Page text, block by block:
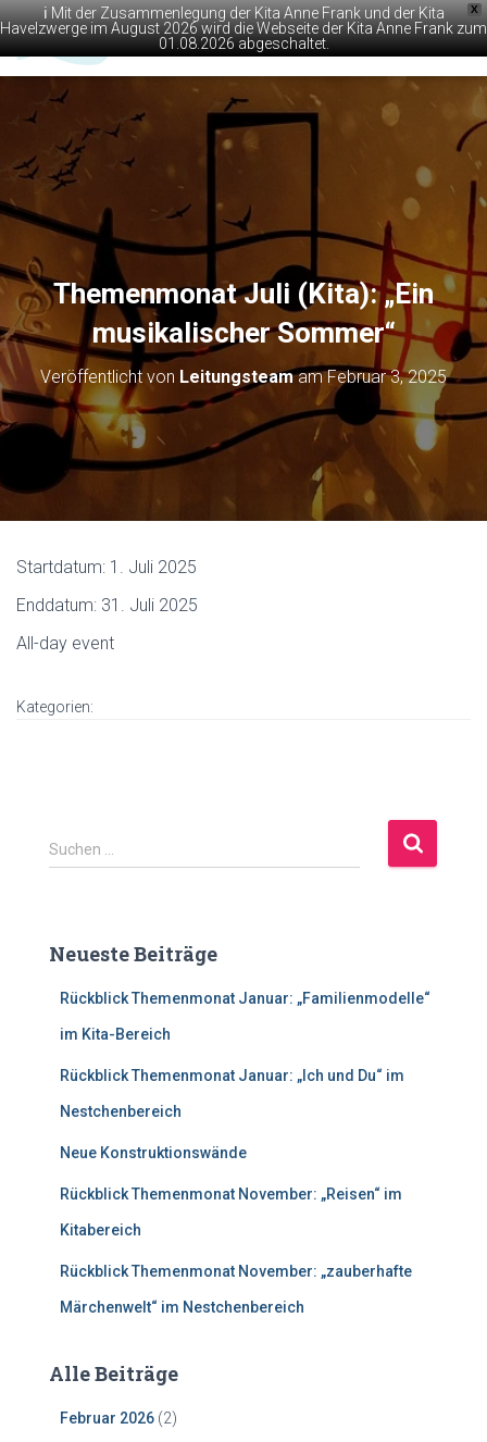
X
ℹ️ Mit der Zusammenlegung der Kita Anne Frank und der Kita
Havelzwerge im August 2026 wird die Webseite der Kita Anne Frank zum
01.08.2026 abgeschaltet.
N
A
U
M
S
C
H
A
L
E
Themenmonat Juli (Kita): „Ein
musikalischer Sommer“
Veröffentlicht von LeitungsteamamFebruar 3, 2025
Startdatum: 1. Juli 2025
Enddatum: 31. Juli 2025
All-day event
Kategorien:
S
u
n
Suchen …
Neueste Beiträge
Rückblick Themenmonat Januar: „Familienmodelle“
im Kita-Bereich
Rückblick Themenmonat Januar: „Ich und Du“ im
Nestchenbereich
Neue Konstruktionswände
Rückblick Themenmonat November: „Reisen“ im
Kitabereich
Rückblick Themenmonat November: „zauberhafte
Märchenwelt“ im Nestchenbereich
Alle Beiträge
Februar 2026 (2)